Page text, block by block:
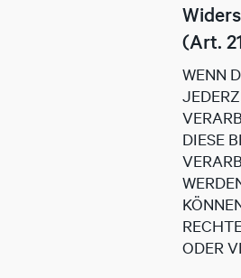
(Art.
WENN
DIESE
ODER